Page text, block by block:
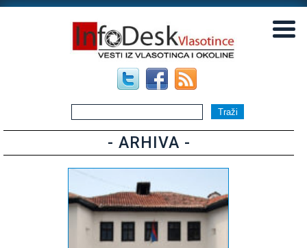
- ARHIVA -